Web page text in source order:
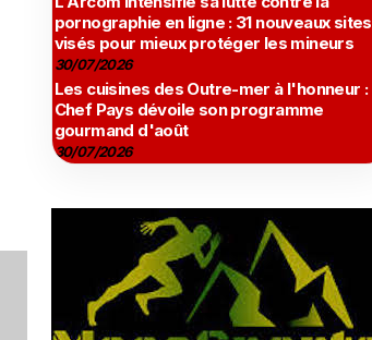
pornographie en ligne : 31 nouveaux sites
visés pour mieux protéger les mineurs
30/07/2026
Les cuisines des Outre-mer à l'honneur :
Chef Pays dévoile son programme
gourmand d'août
30/07/2026